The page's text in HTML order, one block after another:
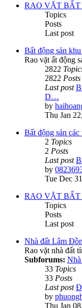
RAO VẶT
Topics
Posts
Last post
Bất động sản
Rao vặt ất động
2822
2822 Posts
Last post
D…
by
Thu Jan
Bất động sản
2 Topics
2 Posts
Last post
by
Tue Dec
RAO VẶT BẤT
Topics
Posts
Last post
Nhà đất Lâm
Rao vặt nhà đất
Subforums:
33 Topics
33 Posts
Last post
by
Thu Jan